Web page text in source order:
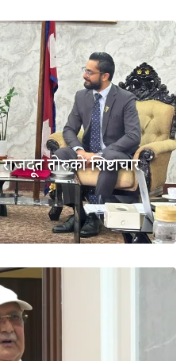
तोरुको शिष्टाचार